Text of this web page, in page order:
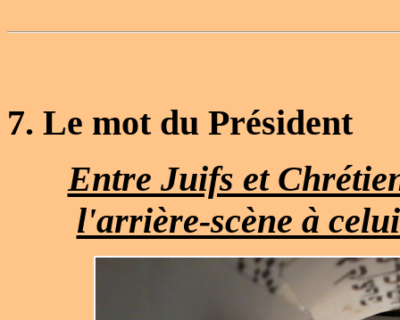
7. Le mot du Président
Entre Juifs et
l'arrière-scène à